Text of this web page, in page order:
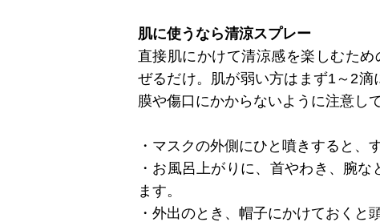
肌に使うなら清涼スプレー
直接肌にかけて清涼感を楽しむた
ぜるだけ。肌が弱い方はまず1～2
膜や傷口にかからないように注意し
・マスクの外側にひと噴きすると、
・お風呂上がりに、首やわき、腕
ます。
・外出のとき、帽子にかけておくと